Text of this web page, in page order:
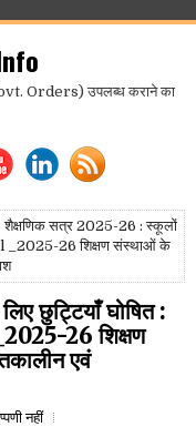
Orders) उपलब्ध कराने का
शैक्षणिक सत्र 2025-26 : स्कूलों
_2025-26 शिक्षण संस्थाओं के
छुट्टियाँ घोषित :
26 शिक्षण
एवं
नहीं